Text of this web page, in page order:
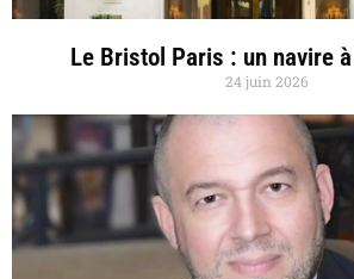
Le Bristol Paris : un navire
24 juin 2026